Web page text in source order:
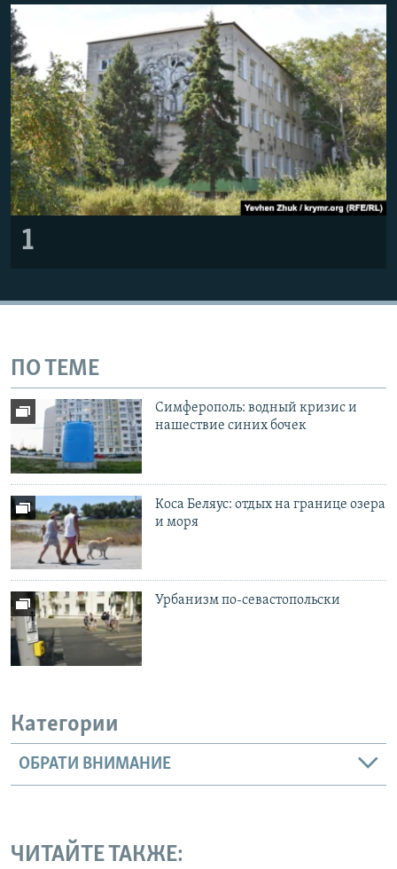
КРЫМ.НЕПОКОРЕННЫЙ
ELIFBE
УКРАИНСКАЯ ПРОБЛЕМА КРЫМА
ПРИСОЕДИНЯЙТЕСЬ!
Все сайты RFE/RL
1
ПО ТЕМЕ
Симферополь: водный кризис и
нашествие синих бочек
Коса Беляус: отдых на границе озера
и моря
Урбанизм по-севастопольски
Категории
ОБРАТИ ВНИМАНИЕ
ЧИТАЙТЕ ТАКЖЕ: